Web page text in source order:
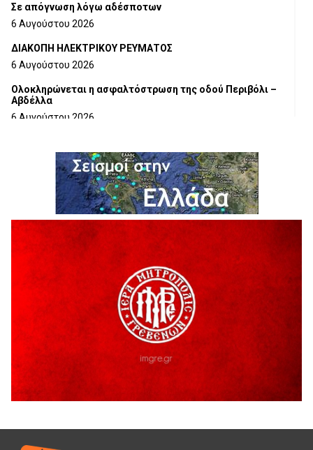
Σε απόγνωση λόγω αδέσποτων
6 Αυγούστου 2026
ΔΙΑΚΟΠΗ ΗΛΕΚΤΡΙΚΟΥ ΡΕΥΜΑΤΟΣ
6 Αυγούστου 2026
Ολοκληρώνεται η ασφαλτόστρωση της οδού Περιβόλι –
Αβδέλλα
6 Αυγούστου 2026
5 Αυγούστου 2026
Ο ΑΝΔΡΕΑΣ ΑΣΛΑΝΙΔΗΣ ΣΥΝΕΧΙΖΕΙ ΣΤΟΝ ΠΡΩΤΕΑ
ΓΡΕΒΕΝΩΝ
5 Αυγούστου 2026
Ευχαριστήριο Εκπολιτιστικού Συλλόγου Ταξιάρχη προς κ.
Παρασχάκη Αθανάσιο
Διακοπή υδροδότησης του Α΄ κλάδου ύδρευσης
5 Αυγούστου 2026
Η Marseaux στα Γρεβενά για μια μοναδική συναυλία
Θερινό Σινεμά στο πλαίσιο του «Πολιτιστικού
Καλοκαιριού 2026» με την βραβευμένη ταινία «Μικρές
Ανάσες».
εξοπλισμού γυμναστηρίου